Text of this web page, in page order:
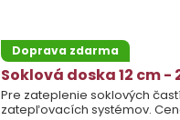
Doprava zdarma
Soklová doska 12 cm -
Pre zateplenie soklových
zatepľovacích systémov.